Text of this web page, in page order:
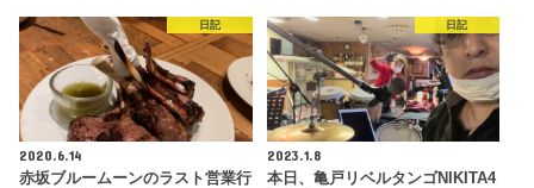
日記
2020.6.14
赤坂ブルームーンのラスト営業行
日記
2023.1.8
本日、亀戸リベルタンゴNIKITA4